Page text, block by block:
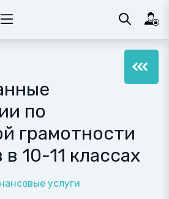
по
грамотности
10-11 классах
услуги